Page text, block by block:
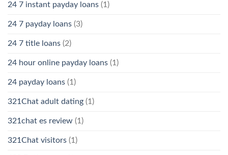
24 7 instant payday loans (1)
24 7 payday loans (3)
24 7 title loans (2)
24 hour online payday loans (1)
24 payday loans (1)
321Chat adult dating (1)
321chat es review (1)
321Chat visitors (1)